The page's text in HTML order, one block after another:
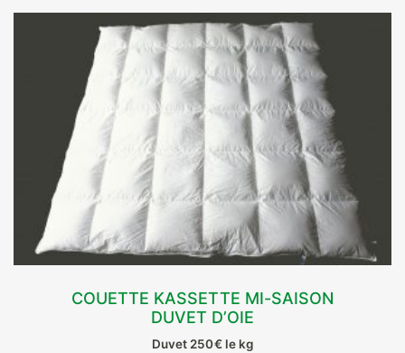
Les
options
peuvent
être
choisies
sur
la
page
du
produit
COUETTE KASSETTE MI-SAISON
DUVET D’OIE
Duvet 250€ le kg
CHOIX DES OPTIONS